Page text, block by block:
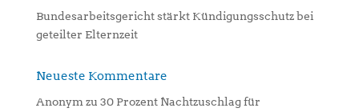
Bundesarbeitsgericht stärkt Kündigungsschutz bei
geteilter Elternzeit
Neueste Kommentare
Anonym zu 30 Prozent Nachtzuschlag für